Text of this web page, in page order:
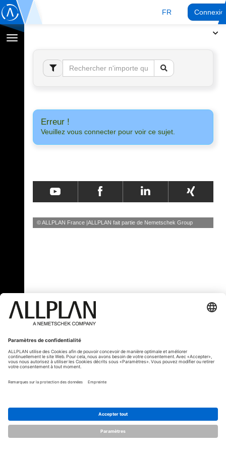
FR
Afficher
Erreur !
Veuillez vous connecter pour voir ce sujet.
© ALLPLAN France ALLPLAN fait partie de Nemetschek Group